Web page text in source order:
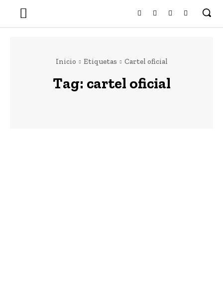
Inicio Etiquetas Cartel oficial
Tag: cartel oficial